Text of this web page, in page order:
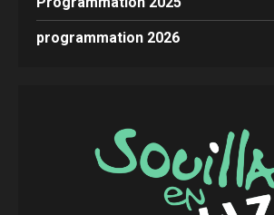
programmation 2026